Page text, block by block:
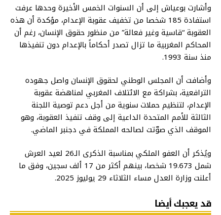
وأشارت بوعياش إلى أن السنوات الخمس الأخيرة وحدها عرفت
استفادة 185 شخصا من تخفيف عقوبة الإعدام، مؤكدة أن هذه
العقوبة “قاسية وغير فعالة” من منظور حقوق الإنسان، رغم أن
المحاكم المغربية ما تزال تصدر أحكاماً بالإعدام دون تنفيذها
منذ سنة 1993.
وأضافت أن المجلس الوطني لحقوق الإنسان واصل جهوده
الترافعية، بشراكة مع الائتلاف المغربي لمناهضة عقوبة
الإعدام، لتنظيم حملات سنوية من أجل دعم توصية اللجنة
الثالثة للأمم المتحدة الداعية إلى وقف تنفيذ العقوبة، وهو
الموقف الذي صوّتت لصالحه المملكة في دجنبر الماضي.
ويُذكر أن العفو الملكي بمناسبة الذكرى الـ26 لعيد العرش
شمل 19.673 شخصا، بينهم أكثر من 17 ألف سجين، وفق ما
أعلنت وزارة العدل مساء الثلاثاء 29 يوليوز 2025.
قد يعجبك أيضا